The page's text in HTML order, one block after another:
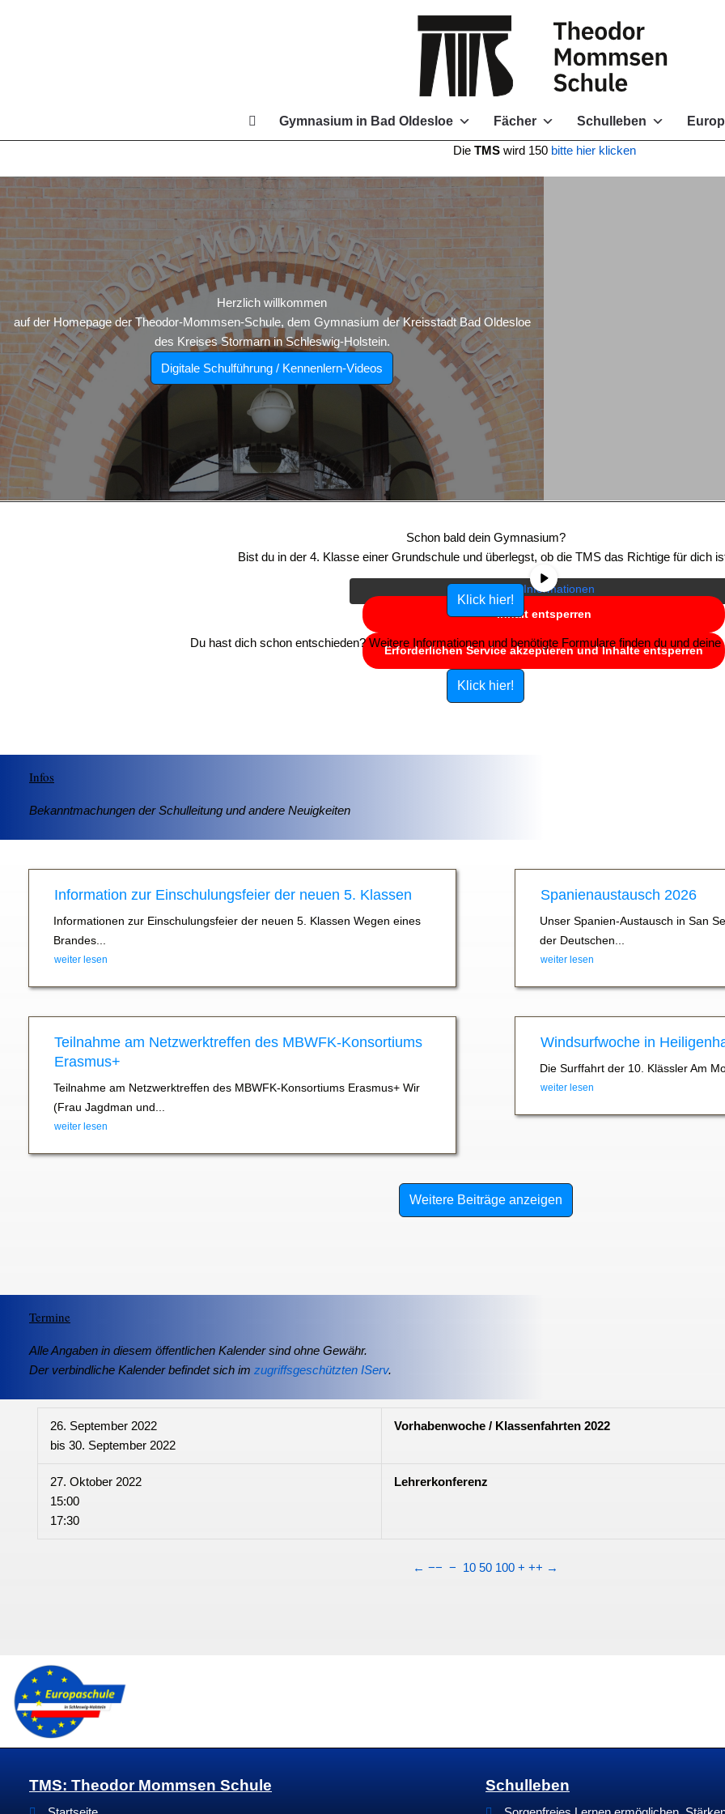
Gymnasium in Bad Oldesloe Fächer Schulleben
Die TMS wird 150 bitte hier klicken
Herzlich willkommen
auf der Homepage der Theodor-Mommsen-Schule, dem Gymnasium der Kreisstadt Bad Oldesloe
des Kreises Stormarn in Schleswig-Holstein.
Digitale Schulführung / Kennenlern-Videos
eigentlichen Inhalt zuzugreifen, klicken Sie auf die Schaltfläche unten.
Bitte beachten Sie, dass dabei Daten an Drittanbieter weitergegeben
werden.
Mehr Informationen
Inhalt entsperren
Erforderlichen Service akzeptieren und Inhalte entsperren
Schon bald dein Gymnasium?
Bist du in der 4. Klasse einer Grundschule und überlegst, ob die TMS das Richtige für dich
Klick hier!
Du hast dich schon entschieden? Weitere Informationen und benötigte Formulare finden du und deine
Klick hier!
Infos
Bekanntmachungen der Schulleitung und andere Neuigkeiten
Information zur Einschulungsfeier der neuen 5. Klassen
Informationen zur Einschulungsfeier der neuen 5. Klassen Wegen eines
Brandes...
weiter lesen
Spanienaustausch 2026
Unser Spanien-Austausch in San
der Deutschen...
weiter lesen
Teilnahme am Netzwerktreffen des MBWFK-Konsortiums
Erasmus+
Teilnahme am Netzwerktreffen des MBWFK-Konsortiums Erasmus+ Wir
(Frau Jagdman und...
weiter lesen
Windsurfwoche in
Die Surffahrt der 10. Klässler Am
weiter lesen
Weitere Beiträge anzeigen
Termine
Alle Angaben in diesem öffentlichen Kalender sind ohne Gewähr.
Der verbindliche Kalender befindet sich im zugriffsgeschützten IServ.
26. September 2022
bis 30. September 2022
Vorhabenwoche / Klassenfahrten 2022
27. Oktober 2022
15:00
17:30
Lehrerkonferenz
← −− − 10 50 100 + ++ →
TMS: Theodor Mommsen Schule Schulleben